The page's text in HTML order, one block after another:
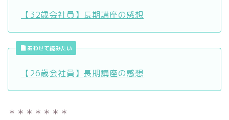
【32歳会社員】長期講座の感想
あわせて読みたい
【26歳会社員】長期講座の感想
＊＊＊＊＊＊＊